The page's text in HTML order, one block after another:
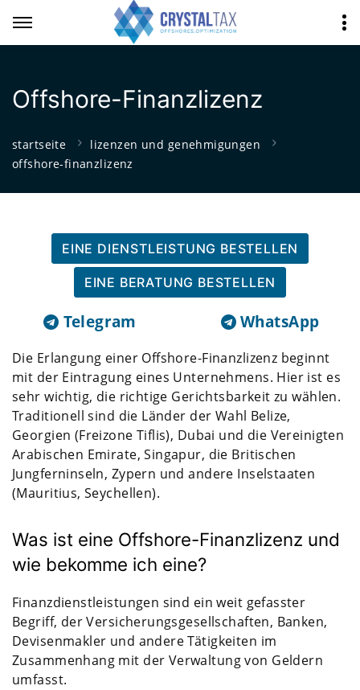
Offshore-Finanzlizenz
startseite
lizenzen und genehmigungen
offshore-finanzlizenz
EINE DIENSTLEISTUNG BESTELLEN
EINE BERATUNG BESTELLEN
Telegram WhatsApp
Die Erlangung einer Offshore-Finanzlizenz beginnt
mit der Eintragung eines Unternehmens. Hier ist es
sehr wichtig, die richtige Gerichtsbarkeit zu wählen.
Traditionell sind die Länder der Wahl Belize,
Georgien (Freizone Tiflis), Dubai und die Vereinigten
Arabischen Emirate, Singapur, die Britischen
Jungferninseln, Zypern und andere Inselstaaten
(Mauritius, Seychellen).
Was ist eine Offshore-Finanzlizenz und
wie bekomme ich eine?
Finanzdienstleistungen sind ein weit gefasster
Begriff, der Versicherungsgesellschaften, Banken,
Devisenmakler und andere Tätigkeiten im
Zusammenhang mit der Verwaltung von Geldern
umfasst.